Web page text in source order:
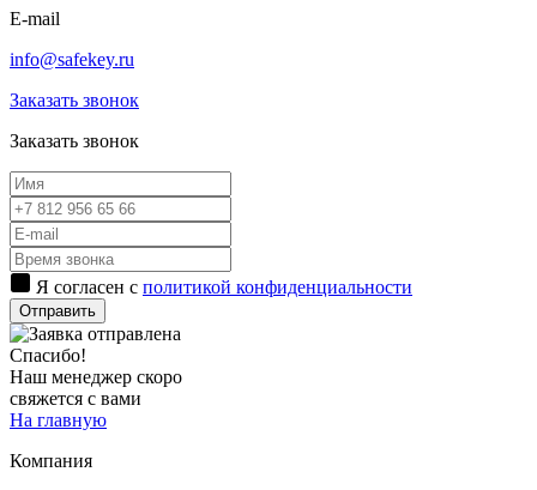
E-mail
info@safekey.ru
Заказать звонок
Заказать звонок
Я согласен с политикой конфиденциальности
Отправить
Спасибо!
Наш менеджер скоро
свяжется с вами
На главную
Компания